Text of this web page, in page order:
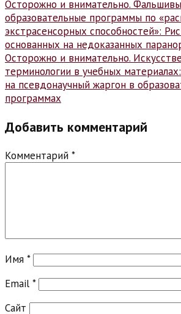
Навигация
по
записям
Осторожно и внимательно.
образовательные программы по
экстрасенсорных способностей»:
основанных на недоказанных
Осторожно и внимательно.
терминологии в учебных
на псевдонаучный жаргон в
программах
Добавить комментарий
Комментарий *
Имя *
Email *
Сайт